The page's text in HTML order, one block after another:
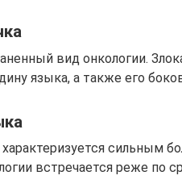
вид онкологии.
языка, а также его
сильным
встречается реже по